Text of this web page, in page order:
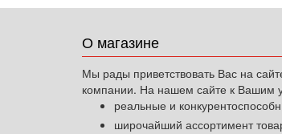
О магазине
Мы рады приветствовать Вас на
компании. На нашем сайте к Вашим
реальные и
широчайший ассортимент